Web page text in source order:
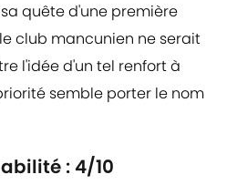
quête d'une première
club mancunien ne serait
l'idée d'un tel renfort à
semble porter le nom
: 4/10